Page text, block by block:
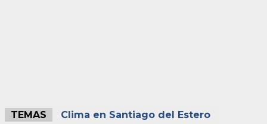
TEMAS
Clima en Santiago del Estero